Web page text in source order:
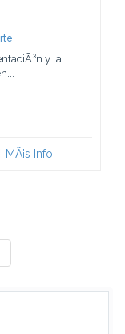
y la
MÃ¡s Info